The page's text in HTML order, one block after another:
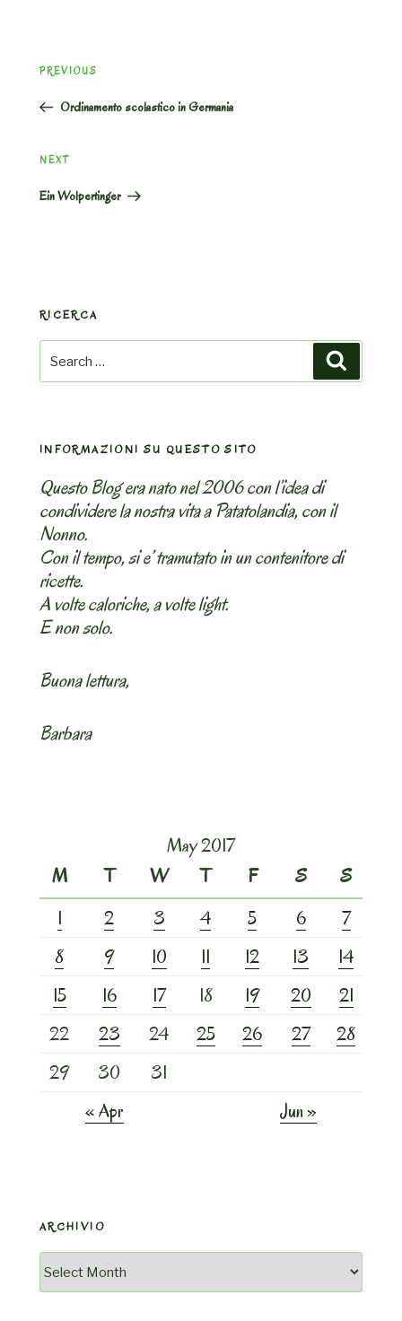
navigation
Previous
PREVIOUS
Ordinamento scolastico in Germania
Next
NEXT
Ein Wolpertinger
RICERCA
Search
for:
INFORMAZIONI SU QUESTO SITO
Questo Blog era nato nel 2006 con l’idea di
condividere la nostra vita a Patatolandia, con il
Nonno.
Con il tempo, si e’ tramutato in un contenitore di
ricette.
A volte caloriche, a volte light.
E non solo.
Buona lettura,
Barbara
May 2017
M
T W T F S
S
1
2 3 4 5 6
7
8
9 10 11 12 13
14
15
16 17 18 19 20
21
22
23 24 25 26 27
28
29
30
31
« Apr
Jun »
ARCHIVIO
Archivio